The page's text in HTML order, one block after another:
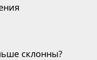
склонны?